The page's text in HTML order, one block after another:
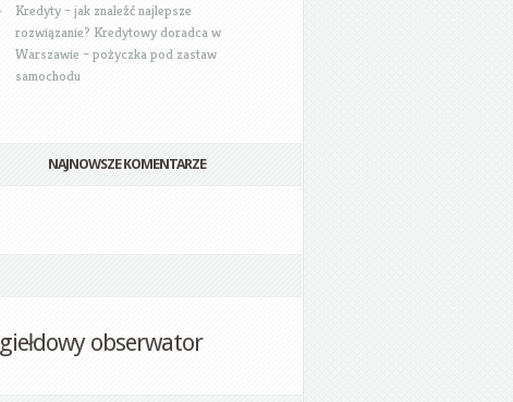
Kredyty – jak znaleźć najlepsze
rozwiązanie? Kredytowy doradca w
Warszawie – pożyczka pod zastaw
samochodu
NAJNOWSZE KOMENTARZE
giełdowy obserwator